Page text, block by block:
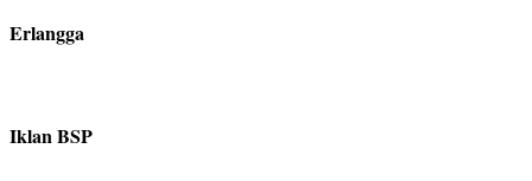
Erlangga
Iklan BSP